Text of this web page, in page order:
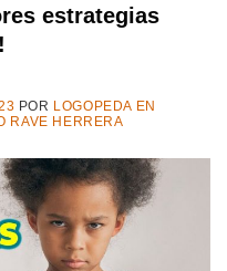
estrategias
POR LOGOPEDA EN
RAVE HERRERA